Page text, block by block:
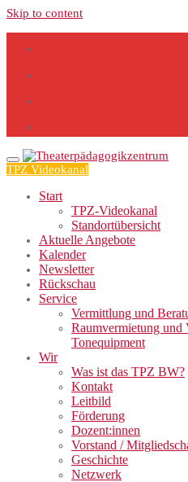
Skip to content
TPZ Videokanal
Start
TPZ-Videokanal
Standortübersicht
Aktuelle Angebote
Kalender
Newsletter
Rückschau
Service
Vermittlung und
Raumvermietung
Tonequipment
Wir
Was ist das TPZ BW?
Kontakt
Leitbild
Förderung
Dozent:innen
Vorstand /
Geschichte
Netzwerk